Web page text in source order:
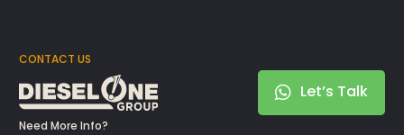
CONTACT US
Need More Info?
Let’s Talk